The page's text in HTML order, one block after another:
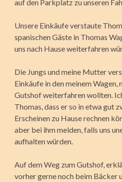
auf den Parkplatz zu unseren
Unsere Einkäufe verstaute
spanischen Gäste in Thomas
uns nach Hause weiterfahren
Die Jungs und meine Mutter
Einkäufe in den meinem Wagen,
Gutshof weiterfahren wollten.
Thomas, dass er so in etwa gut
Erscheinen zu Hause rechnen
aber bei ihm melden, falls uns
aufhalten würden.
Auf dem Weg zum Gutshof,
vorher gerne noch beim Bäcker